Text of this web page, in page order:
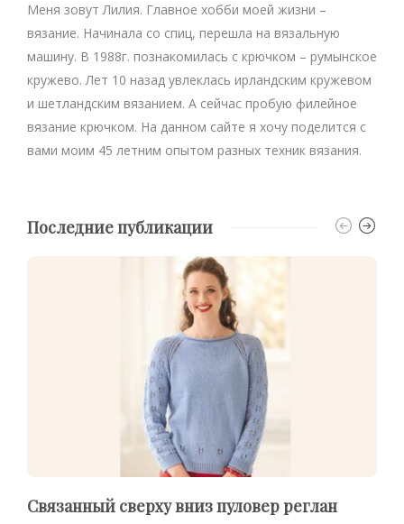
Меня зовут Лилия. Главное хобби моей жизни –
вязание. Начинала со спиц, перешла на вязальную
машину. В 1988г. познакомилась с крючком – румынское
кружево. Лет 10 назад увлеклась ирландским кружевом
и шетландским вязанием. А сейчас пробую филейное
вязание крючком. На данном сайте я хочу поделится с
вами моим 45 летним опытом разных техник вязания.
Последние публикации
Связанный сверху вниз пуловер реглан